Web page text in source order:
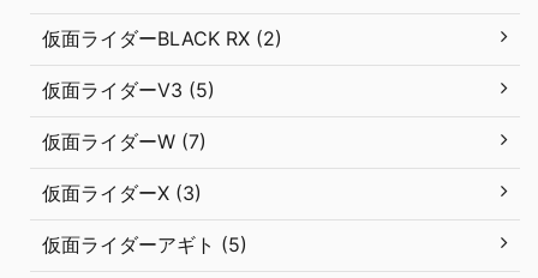
仮面ライダーBLACK RX (2)
仮面ライダーV3 (5)
仮面ライダーW (7)
仮面ライダーX (3)
仮面ライダーアギト (5)